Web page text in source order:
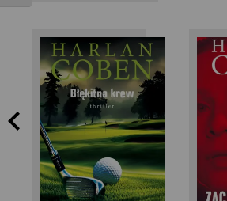
Harlan Coben